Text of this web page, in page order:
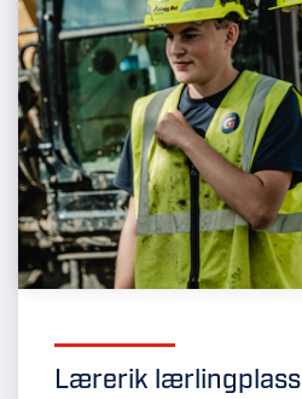
Lærerik lærlingplass